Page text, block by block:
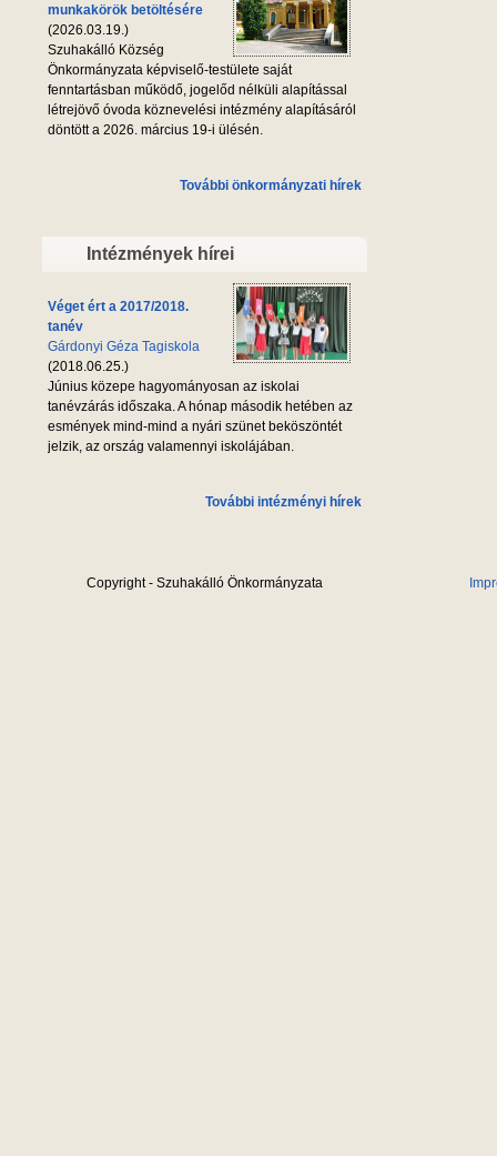
munkakörök betöltésére
(2026.03.19.)
Szuhakálló Község
Önkormányzata képviselő-testülete saját
fenntartásban működő, jogelőd nélküli alapítással
létrejövő óvoda köznevelési intézmény alapításáról
döntött a 2026. március 19-i ülésén.
További önkormányzati hírek
Intézmények hírei
Véget ért a 2017/2018.
tanév
Gárdonyi Géza Tagiskola
(2018.06.25.)
Június közepe hagyományosan az iskolai
tanévzárás időszaka. A hónap második hetében az
esmények mind-mind a nyári szünet beköszöntét
jelzik, az ország valamennyi iskolájában.
További intézményi hírek
Copyright - Szuhakálló Önkormányzata